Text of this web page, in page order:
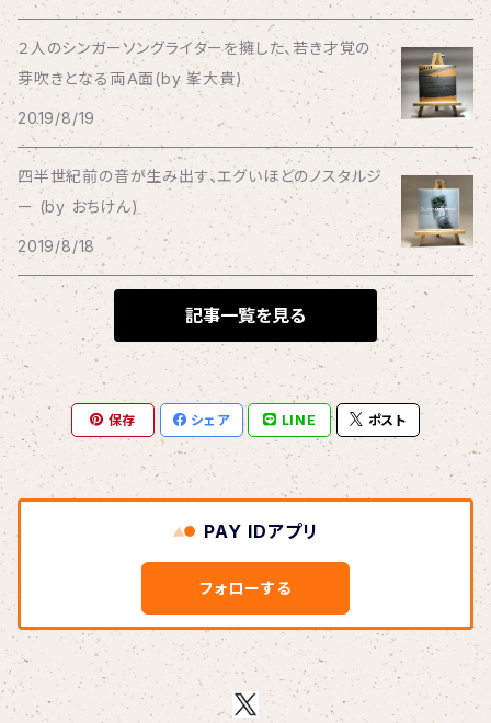
BBBBBBB
The BEG
The Beths
THE BLACK SHANSONS
BLONDnewHALF
Blondy
BOAR HUNTER
bud&harbor
Bulbs Of Passion
B玉
Calme Adiction
２人のシンガーソングライターを擁した、若き才覚の
芽吹きとなる両Ａ面(by 峯大貴)
2019/8/19
四半世紀前の音が生み出す、エグいほどのノスタルジ
ー (by おちけん)
2019/8/18
記事一覧を見る
保存 シェア LINE ポスト
PAY IDアプリ
フォローする